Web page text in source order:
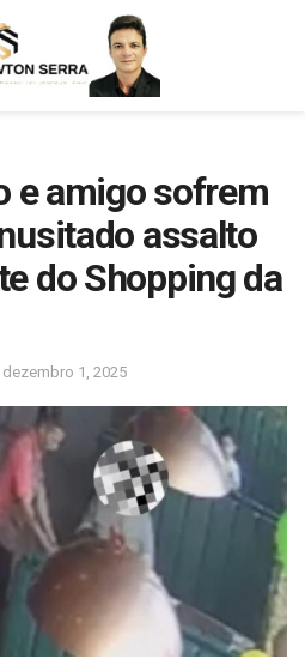
e amigo sofrem
assalto
do Shopping da
dezembro 1, 2025